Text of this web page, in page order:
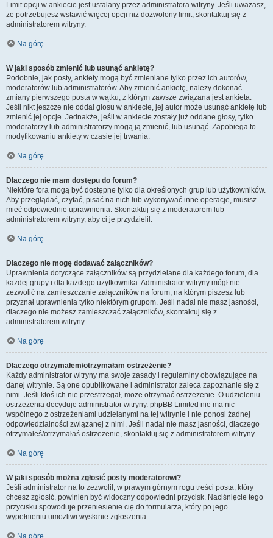
Limit opcji w ankiecie jest ustalany przez administratora witryny. Jeśli uważasz,
że potrzebujesz wstawić więcej opcji niż dozwolony limit, skontaktuj się z
administratorem witryny.
Na górę
W jaki sposób zmienić lub usunąć ankietę?
Podobnie, jak posty, ankiety mogą być zmieniane tylko przez ich autorów,
moderatorów lub administratorów. Aby zmienić ankietę, należy dokonać
zmiany pierwszego posta w wątku, z którym zawsze związana jest ankieta.
Jeśli nikt jeszcze nie oddał głosu w ankiecie, jej autor może usunąć ankietę lub
zmienić jej opcje. Jednakże, jeśli w ankiecie zostały już oddane głosy, tylko
moderatorzy lub administratorzy mogą ją zmienić, lub usunąć. Zapobiega to
modyfikowaniu ankiety w czasie jej trwania.
Na górę
Dlaczego nie mam dostępu do forum?
Niektóre fora mogą być dostępne tylko dla określonych grup lub użytkowników.
Aby przeglądać, czytać, pisać na nich lub wykonywać inne operacje, musisz
mieć odpowiednie uprawnienia. Skontaktuj się z moderatorem lub
administratorem witryny, aby ci je przydzielił.
Na górę
Dlaczego nie mogę dodawać załączników?
Uprawnienia dotyczące załączników są przydzielane dla każdego forum, dla
każdej grupy i dla każdego użytkownika. Administrator witryny mógł nie
zezwolić na zamieszczanie załączników na forum, na którym piszesz lub
przyznał uprawnienia tylko niektórym grupom. Jeśli nadal nie masz jasności,
dlaczego nie możesz zamieszczać załączników, skontaktuj się z
administratorem witryny.
Na górę
Dlaczego otrzymałem/otrzymałam ostrzeżenie?
Każdy administrator witryny ma swoje zasady i regulaminy obowiązujące na
danej witrynie. Są one opublikowane i administrator zaleca zapoznanie się z
nimi. Jeśli ktoś ich nie przestrzegał, może otrzymać ostrzeżenie. O udzieleniu
ostrzeżenia decyduje administrator witryny. phpBB Limited nie ma nic
wspólnego z ostrzeżeniami udzielanymi na tej witrynie i nie ponosi żadnej
odpowiedzialności związanej z nimi. Jeśli nadal nie masz jasności, dlaczego
otrzymałeś/otrzymałaś ostrzeżenie, skontaktuj się z administratorem witryny.
Na górę
W jaki sposób można zgłosić posty moderatorowi?
Jeśli administrator na to zezwolił, w prawym górnym rogu treści posta, który
chcesz zgłosić, powinien być widoczny odpowiedni przycisk. Naciśnięcie tego
przycisku spowoduje przeniesienie cię do formularza, który po jego
wypełnieniu umożliwi wysłanie zgłoszenia.
Na górę